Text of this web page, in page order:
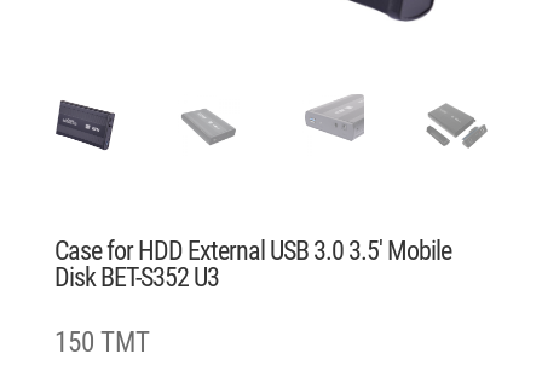
Case for HDD External USB 3.0 3.5′ Mobile
Disk BET-S352 U3
150 TMT